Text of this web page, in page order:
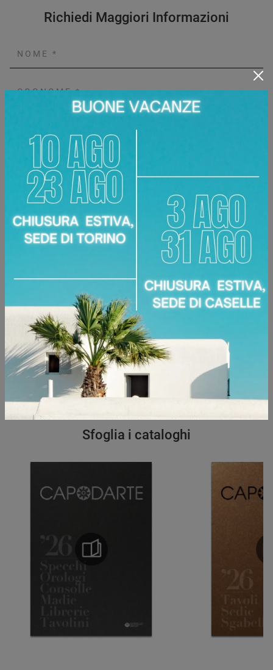
Sfoglia i cataloghi
Richiedi Maggiori Informazioni
Ho preso visione dellaPrivacy Policy